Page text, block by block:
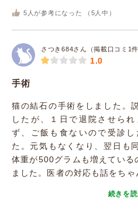
5 人が参考になった （ 5 人中）
さつき684さん（掲載口コミ1件
1.0
手術
猫の結石の手術をしました。
したが、１日で退院させら
ず、ご飯も食ないので受診
た。元気もなくなり、翌日も
体重が500グラムも増えている
ました。医者の対応も話をちゃ
続きを